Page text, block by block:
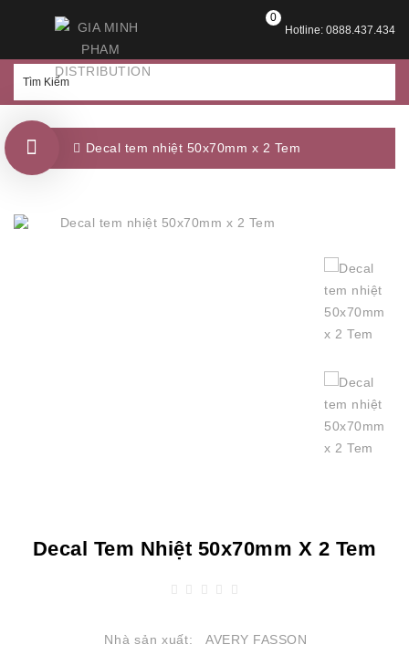
Hotline: 0888.437.434
0
Decal tem nhiệt 50x70mm x 2 Tem
Decal Tem Nhiệt 50x70mm X 2 Tem
Nhà sản xuất:
AVERY FASSON